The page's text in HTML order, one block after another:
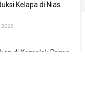
Kelapa di Nias
2026
di Komplek Prima